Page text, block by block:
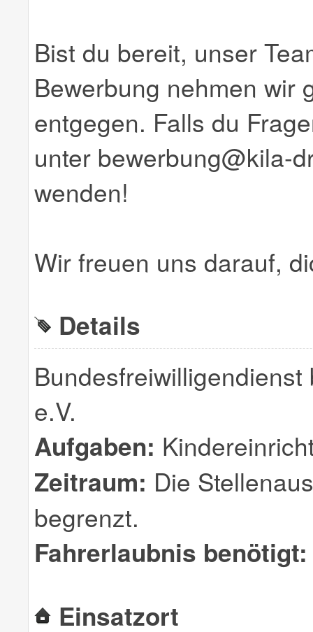
Bist du bereit, unser
Bewerbung nehmen wir
entgegen. Falls du
unter bewerbung@kila-
wenden!
Wir freuen uns darauf,
Details
e.V.
Aufgaben:
Zeitraum: Die
begrenzt.
Fahrerlaubnis benötigt:
Einsatzort